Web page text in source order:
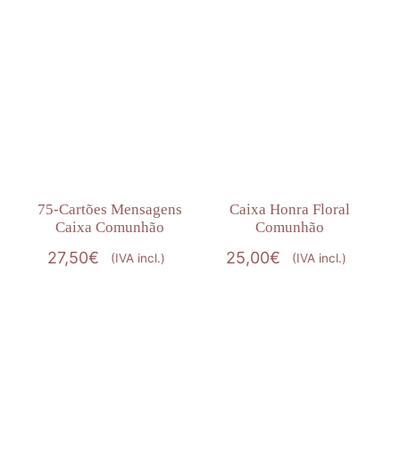
75-Cartões Mensagens
Caixa Comunhão
27,50€ (IVA incl.)
Caixa Honra Floral
Comunhão
25,00€ (IVA incl.)